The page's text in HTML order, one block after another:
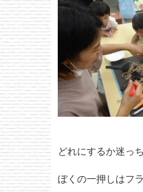
どれにするか迷っ
ぼくの一押しはフ